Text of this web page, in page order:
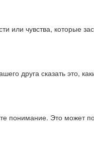
чувства, которые
друга сказать это,
понимание. Это может